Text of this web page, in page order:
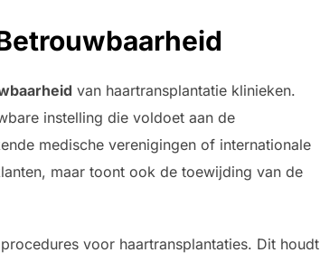
van haartransplantatie klinieken.
instelling die voldoet aan de
medische verenigingen of internationale
maar toont ook de toewijding van de
voor haartransplantaties. Dit houdt